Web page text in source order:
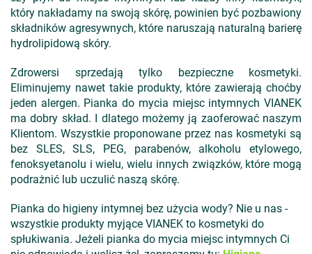
który nakładamy na swoją skórę, powinien być pozbawiony
składników agresywnych, które naruszają naturalną barierę
hydrolipidową skóry.
Zdrowersi sprzedają tylko bezpieczne kosmetyki.
Eliminujemy nawet takie produkty, które zawierają choćby
jeden alergen. Pianka do mycia miejsc intymnych VIANEK
ma dobry skład. I dlatego możemy ją zaoferować naszym
Klientom. Wszystkie proponowane przez nas kosmetyki są
bez SLES, SLS, PEG, parabenów, alkoholu etylowego,
fenoksyetanolu i wielu, wielu innych związków, które mogą
podrażnić lub uczulić naszą skórę.
Pianka do higieny intymnej bez użycia wody? Nie u nas -
wszystkie produkty myjące VIANEK to kosmetyki do
spłukiwania. Jeżeli pianka do mycia miejsc intymnych Ci